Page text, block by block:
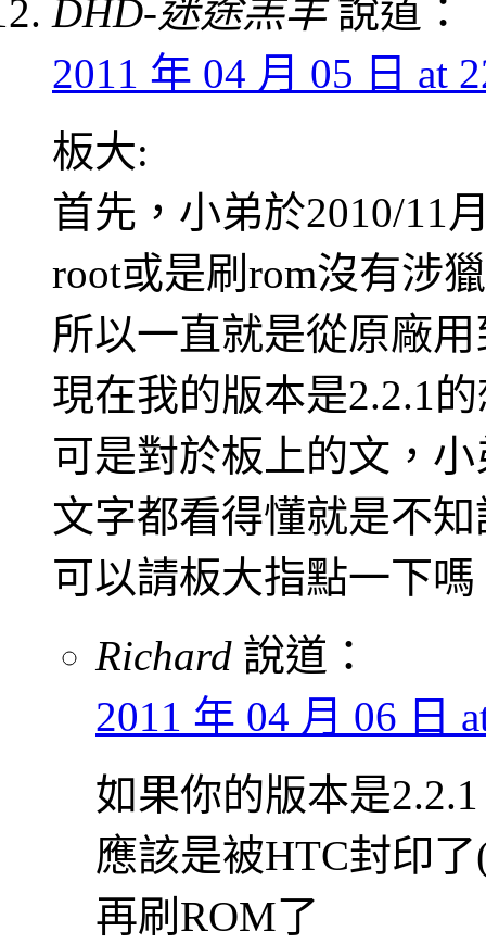
DHD-迷途羔羊 說道：
2011 年 04 月 05 日 at
板大:
首先，小弟於2010/11
root或是刷rom沒有涉獵
所以一直就是從原廠
現在我的版本是2.2.1
可是對於板上的文，
文字都看得懂就是不
可以請板大指點一下嗎
Richard 說道：
2011 年 04 月 06 日
如果你的版本是
應該是被HTC封印
再刷ROM了